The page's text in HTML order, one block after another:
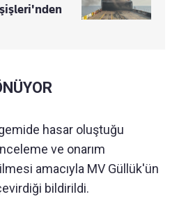
gemide hasar oluştuğu
ve onarım
amacıyla MV Güllük'ün
bildirildi.